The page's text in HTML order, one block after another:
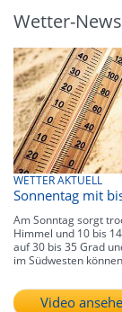
Wetter-News
WETTER AKTUELL
Sonnentag mit
Am Sonntag sorgt
Himmel und 10 bis
auf 30 bis 35 Grad
im Südwesten
Video